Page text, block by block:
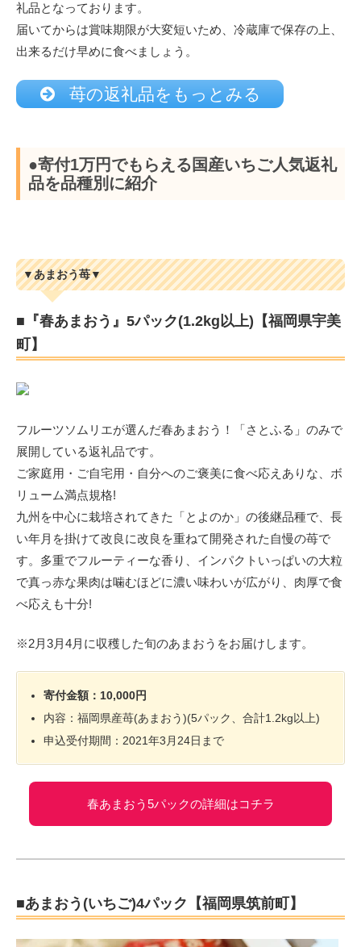
礼品となっております。
届いてからは賞味期限が大変短いため、冷蔵庫で保存の上、
出来るだけ早めに食べましょう。
苺の返礼品をもっとみる
●寄付1万円でもらえる国産いちご人気返礼
品を品種別に紹介
▼あまおう苺▼
■『春あまおう』5パック(1.2kg以上)【福岡県宇美
町】
フルーツソムリエが選んだ春あまおう！「さとふる」のみで
展開している返礼品です。
ご家庭用・ご自宅用・自分へのご褒美に食べ応えありな、ボ
リューム満点規格!
九州を中心に栽培されてきた「とよのか」の後継品種で、長
い年月を掛けて改良に改良を重ねて開発された自慢の苺で
す。多重でフルーティーな香り、インパクトいっぱいの大粒
で真っ赤な果肉は噛むほどに濃い味わいが広がり、肉厚で食
べ応えも十分!
※2月3月4月に収穫した旬のあまおうをお届けします。
寄付金額：10,000円
内容：福岡県産苺(あまおう)(5パック、合計1.2kg以上)
申込受付期間：2021年3月24日まで
春あまおう5パックの詳細はコチラ
■あまおう(いちご)4パック【福岡県筑前町】